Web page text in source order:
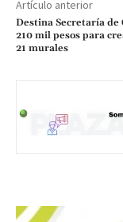
Artículo anterior
Destina Secretaría de
210 mil pesos para
21 murales